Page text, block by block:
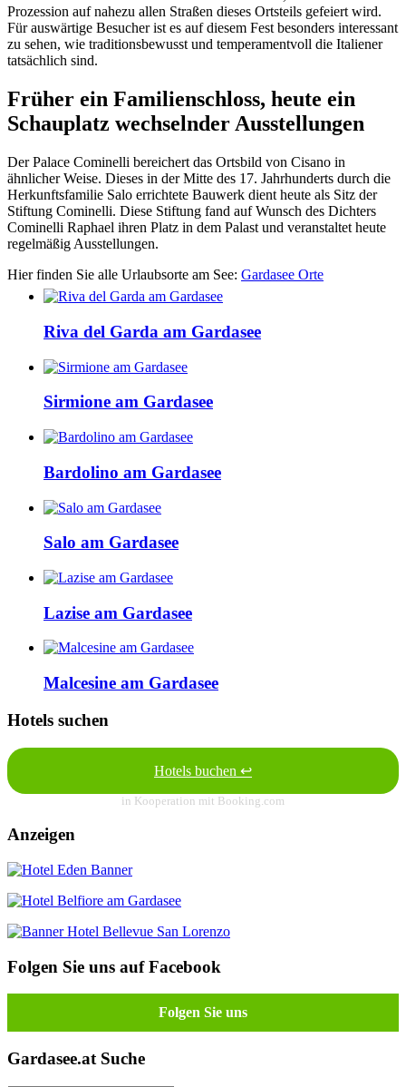
Prozession auf nahezu allen Straßen dieses Ortsteils gefeiert wird.
Für auswärtige Besucher ist es auf diesem Fest besonders interessant
zu sehen, wie traditionsbewusst und temperamentvoll die Italiener
tatsächlich sind.
Früher ein Familienschloss, heute ein
Schauplatz wechselnder Ausstellungen
Der Palace Cominelli bereichert das Ortsbild von Cisano in
ähnlicher Weise. Dieses in der Mitte des 17. Jahrhunderts durch die
Herkunftsfamilie Salo errichtete Bauwerk dient heute als Sitz der
Stiftung Cominelli. Diese Stiftung fand auf Wunsch des Dichters
Cominelli Raphael ihren Platz in dem Palast und veranstaltet heute
regelmäßig Ausstellungen.
Hier finden Sie alle Urlaubsorte am See: Gardasee Orte
Riva del Garda am Gardasee
Sirmione am Gardasee
Bardolino am Gardasee
Salo am Gardasee
Lazise am Gardasee
Malcesine am Gardasee
Hotels suchen
Hotels buchen ↩
in Kooperation mit Booking.com
Anzeigen
Folgen Sie uns auf Facebook
Folgen Sie uns
Gardasee.at Suche